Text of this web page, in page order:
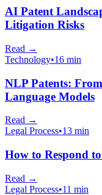
AI Patent
Litigation Risks
Read →
Technology•16 min
NLP Patents:
Language Models
Read →
Legal Process•13 min
How to Respond
Read →
Legal Process•11 min